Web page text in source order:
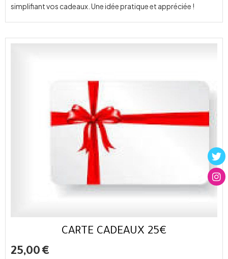
simplifiant vos cadeaux. Une idée pratique et appréciée !
CARTE CADEAUX 25€
25,00 €